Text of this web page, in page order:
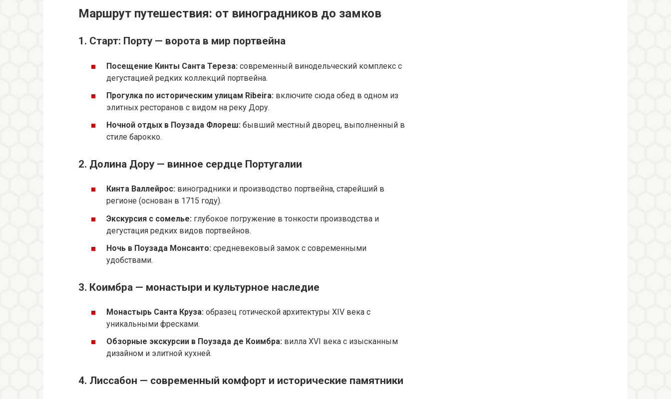
Маршрут путешествия: от виноградников до замков
1. Старт: Порту — ворота в мир портвейна
Посещение Кинты Санта Тереза: современный винодельческий комплекс с
дегустацией редких коллекций портвейна.
Прогулка по историческим улицам Ribeira: включите сюда обед в одном из
элитных ресторанов с видом на реку Дору.
Ночной отдых в Поузада Флореш: бывший местный дворец, выполненный в
стиле барокко.
2. Долина Дору — винное сердце Португалии
Кинта Валлейрос: виноградники и производство портвейна, старейший в
регионе (основан в 1715 году).
Экскурсия с сомелье: глубокое погружение в тонкости производства и
дегустация редких видов портвейнов.
Ночь в Поузада Монсанто: средневековый замок с современными
удобствами.
3. Коимбра — монастыри и культурное наследие
Монастырь Санта Круза: образец готической архитектуры XIV века с
уникальными фресками.
Обзорные экскурсии в Поузада де Коимбра: вилла XVI века с изысканным
дизайном и элитной кухней.
4. Лиссабон — современный комфорт и исторические памятники